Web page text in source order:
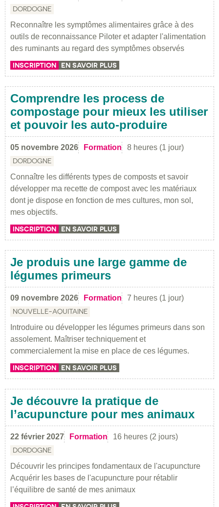
DORDOGNE
Reconnaître les symptômes alimentaires grâce à des
outils de reconnaissance Piloter et adapter l'alimentation
des ruminants au regard des symptômes observés
INSCRIPTION EN SAVOIR PLUS
Comprendre les process de
compostage pour mieux les utiliser
et pouvoir les auto-produire
05 novembre 2026 Formation 8 heures (1 jour)
DORDOGNE
Connaître les différents types de composts et savoir
développer ma recette de compost avec les matériaux
dont je dispose en fonction de mes cultures, mon sol,
mes objectifs.
INSCRIPTION EN SAVOIR PLUS
Je produis une large gamme de
légumes primeurs
09 novembre 2026 Formation 7 heures (1 jour)
NOUVELLE-AQUITAINE
Introduire ou développer les légumes primeurs dans son
assolement. Maîtriser techniquement et
commercialement la mise en place de ces légumes.
INSCRIPTION EN SAVOIR PLUS
Je découvre la pratique de
l’acupuncture pour mes animaux
22 février 2027 Formation 16 heures (2 jours)
DORDOGNE
Découvrir les principes fondamentaux de l'acupuncture
Acquérir les bases de l'acupuncture pour rétablir
l’équilibre de santé de mes animaux